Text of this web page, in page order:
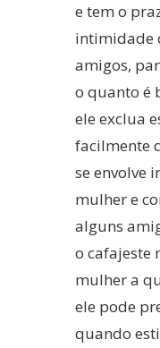
e tem o
intimidade
amigos,
o quanto é
ele exclua
facilmente
se envolve
mulher e
alguns
o cafajeste
mulher a
ele pode
quando